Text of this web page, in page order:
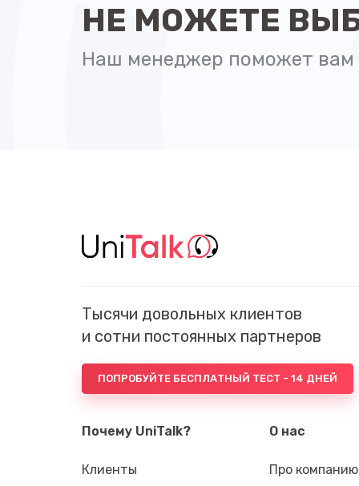
НЕ МОЖЕТЕ
Наш менеджер поможет вам
Тысячи довольных клиентов
и сотни постоянных партнеров
ПОПРОБУЙТЕ БЕСПЛАТНЫЙ ТЕСТ - 14 ДНЕЙ
Почему UniTalk?
Клиенты
О нас
Про компанию